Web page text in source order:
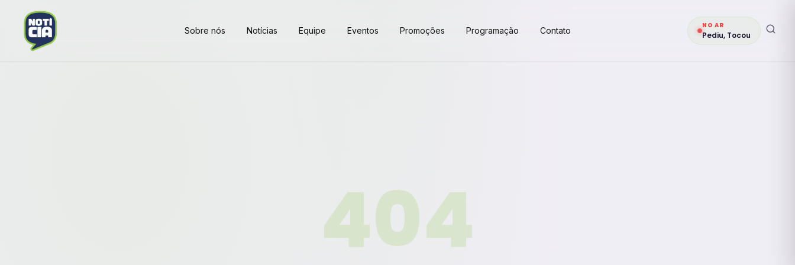
Sobre nós Notícias Equipe Eventos Promoções Programação Contato
NO AR
Pediu, Tocou
404